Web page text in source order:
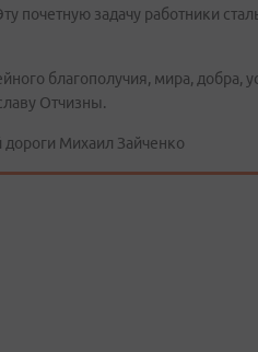
почетную задачу работники
благополучия, мира, добра,
Отчизны.
Михаил Зайченко